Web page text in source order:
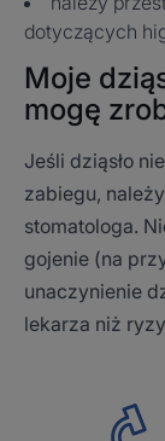
dotyczących
Moje
mogę
Jeśli dziąsło
zabiegu,
stomatologa.
gojenie (na
unaczynienie
lekarza niż